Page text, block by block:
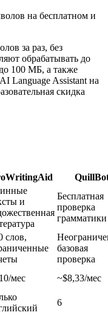
на бесплатном и
за раз, без
обрабатывать до
100 МБ, а также
Language Assistant на
скидка
и
Бесплатная
проверка
грамматики
слов,
базовая
проверка
мес ~$8,33/мес
6